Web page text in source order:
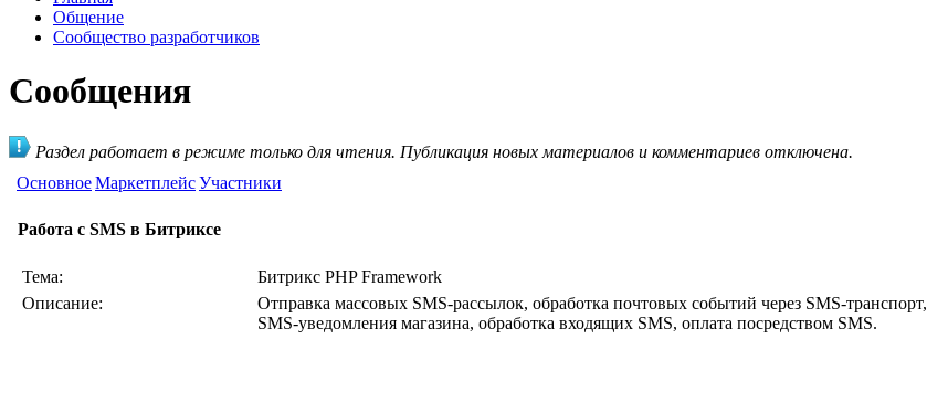
Общение
Сообщество разработчиков
Сообщения
Раздел работает в режиме только для чтения. Публикация новых материалов и комментариев отключена.
ОсновноеМаркетплейсУчастники
Работа с SMS в Битриксе
Тема:
Битрикс PHP Framework
Описание:
Отправка массовых SMS-рассылок, обработка почтовых событий через SMS-транспорт,
SMS-уведомления магазина, обработка входящих SMS, оплата посредством SMS.